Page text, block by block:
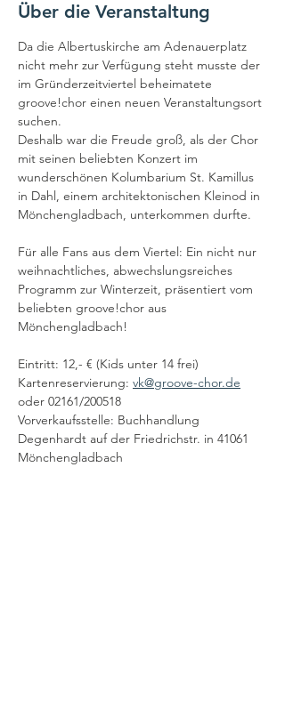
Über die Veranstaltung
Da die Albertuskirche am Adenauerplatz
nicht mehr zur Verfügung steht musste der
im Gründerzeitviertel beheimatete
groove!chor einen neuen Veranstaltungsort
suchen.
Deshalb war die Freude groß, als der Chor
mit seinen beliebten Konzert im
wunderschönen Kolumbarium St. Kamillus
in Dahl, einem architektonischen Kleinod in
Mönchengladbach, unterkommen durfte.
Für alle Fans aus dem Viertel: Ein nicht nur
weihnachtliches, abwechslungsreiches
Programm zur Winterzeit, präsentiert vom
beliebten groove!chor aus
Mönchengladbach!
Eintritt: 12,- € (Kids unter 14 frei)
Kartenreservierung: vk@groove-chor.de
oder 02161/200518
Vorverkaufsstelle: Buchhandlung
Degenhardt auf der Friedrichstr. in 41061
Mönchengladbach